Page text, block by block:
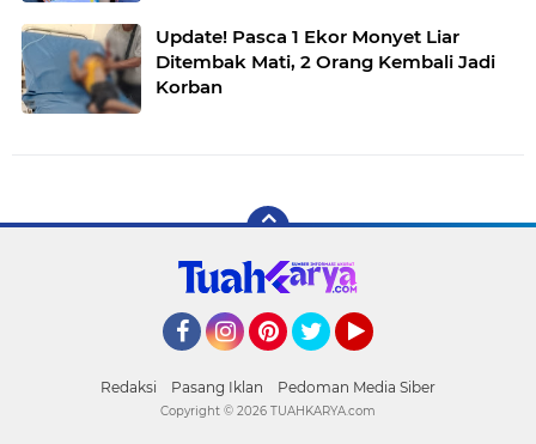
Update! Pasca 1 Ekor Monyet Liar
Ditembak Mati, 2 Orang Kembali Jadi
Korban
Redaksi Pasang Iklan Pedoman Media Siber
Copyright © 2026 TUAHKARYA.com